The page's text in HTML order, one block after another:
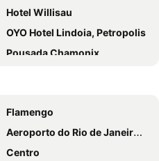
Hotel Willisau
OYO Hotel Lindoia, Petropolis
Pousada Chamonix
Pousada Le Siramat
Pousada Golf Village
Pousada Solar Teresa
Flamengo
Aeroporto do Rio de Janeiro - Santos Dumont
Centro